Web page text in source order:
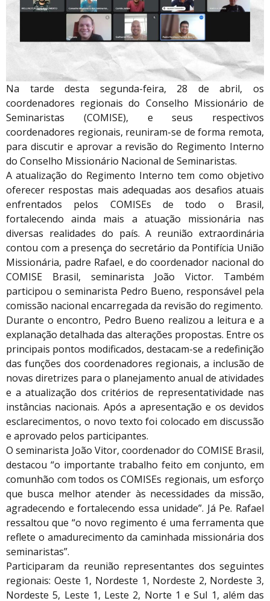
Na tarde desta segunda-feira, 28 de abril, os
coordenadores regionais do Conselho Missionário de
Seminaristas (COMISE), e seus respectivos
coordenadores regionais, reuniram-se de forma remota,
para discutir e aprovar a revisão do Regimento Interno
do Conselho Missionário Nacional de Seminaristas.
A atualização do Regimento Interno tem como objetivo
oferecer respostas mais adequadas aos desafios atuais
enfrentados pelos COMISEs de todo o Brasil,
fortalecendo ainda mais a atuação missionária nas
diversas realidades do país. A reunião extraordinária
contou com a presença do secretário da Pontifícia União
Missionária, padre Rafael, e do coordenador nacional do
COMISE Brasil, seminarista João Victor. Também
participou o seminarista Pedro Bueno, responsável pela
comissão nacional encarregada da revisão do regimento.
Durante o encontro, Pedro Bueno realizou a leitura e a
explanação detalhada das alterações propostas. Entre os
principais pontos modificados, destacam-se a redefinição
das funções dos coordenadores regionais, a inclusão de
novas diretrizes para o planejamento anual de atividades
e a atualização dos critérios de representatividade nas
instâncias nacionais. Após a apresentação e os devidos
esclarecimentos, o novo texto foi colocado em discussão
e aprovado pelos participantes.
O seminarista João Vitor, coordenador do COMISE Brasil,
destacou “o importante trabalho feito em conjunto, em
comunhão com todos os COMISEs regionais, um esforço
que busca melhor atender às necessidades da missão,
agradecendo e fortalecendo essa unidade”. Já Pe. Rafael
ressaltou que “o novo regimento é uma ferramenta que
reflete o amadurecimento da caminhada missionária dos
seminaristas”.
Participaram da reunião representantes dos seguintes
regionais: Oeste 1, Nordeste 1, Nordeste 2, Nordeste 3,
Nordeste 5, Leste 1, Leste 2, Norte 1 e Sul 1, além das